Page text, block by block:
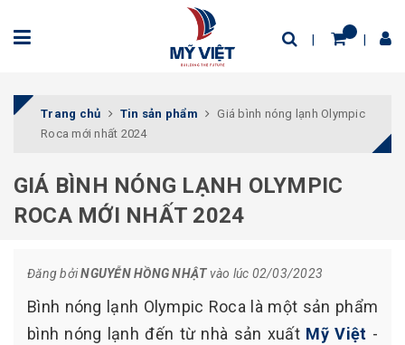
Trang chủ Tin sản phẩm
Giá bình nóng lạnh Olympic
Roca mới nhất 2024
GIÁ BÌNH NÓNG LẠNH OLYMPIC
ROCA MỚI NHẤT 2024
Đăng bởiNGUYỄN HỒNG NHẬTvào lúc 02/03/2023
Bình nóng lạnh Olympic Roca là một sản phẩm
bình nóng lạnh đến từ nhà sản xuất Mỹ Việt -